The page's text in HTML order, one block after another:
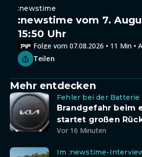
:newstime
:newstime vom 7.
15:50 Uhr
Folge vom 07.08.2026 • 11 Min •
Teilen
Mehr entdecken
Fehler bei der Batterie
Brandgefahr beim
startet großen
Vor 16 Minuten
Im :newstime-